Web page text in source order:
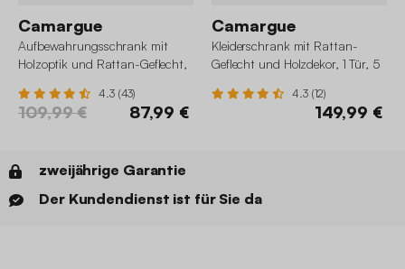
Camargue
Aufbewahrungsschrank mit
Holzoptik und Rattan-Geflecht,
4.3 (43)
109,99 € 87,99 €
Camargue
Kleiderschrank mit Rattan-
Geflecht und Holzdekor, 1 Tür, 5
4.3 (12)
149,99 €
zweijährige Garantie
Der Kundendienst ist für Sie da